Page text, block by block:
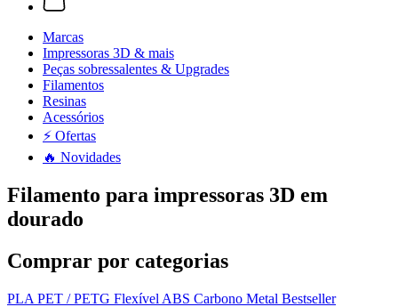
Marcas
Impressoras 3D & mais
Peças sobressalentes & Upgrades
Filamentos
Resinas
Acessórios
⚡ Ofertas
🔥 Novidades
Filamento para impressoras 3D em
dourado
Comprar por categorias
PLA PET / PETG Flexível ABS Carbono Metal Bestseller